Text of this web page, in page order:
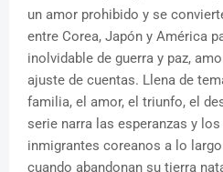
un amor prohibido y se
entre Corea, Japón y América
inolvidable de guerra y paz,
ajuste de cuentas. Llena de
familia, el amor, el triunfo, el
serie narra las esperanzas y
inmigrantes coreanos a lo
cuando abandonan su tierra